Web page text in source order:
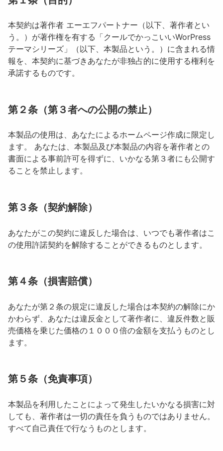
本契約は著作者 エーエフパートナー（以下、著作者とい
う。）が著作権を有する「クールでかっこいいWorPress
テーマシリーズ」（以下、本製品という。）に含まれる情
報を、本契約に基づきあなたが非独占的に使用する権利を
承諾するものです。
第２条（第３者への公開の禁止）
本製品の使用は、あなたによるホームページ作成に限定し
ます。 あなたは、本製品及び本製品の内容を著作者との
書面による事前許可を得ずに、いかなる第３者にも公開す
ることを禁止します。
第３条（契約解除）
あなたがこの契約に違反した場合は、いつでも著作者はこ
の使用許諾契約を解除することができるものとします。
第４条（損害賠償）
あなたが第２条の規定に違反した場合は本契約の解除にか
かわらず、あなたは違反金として著作者に、違反件数と販
売価格を乗じた価格の１０００倍の金額を支払うものとし
ます。
第５条（免責事項）
本製品を利用したことによって発生したいかなる損害に対
しても、著作者は一切の責任を負うものではありません。
すべて自己責任で行なうものとします。